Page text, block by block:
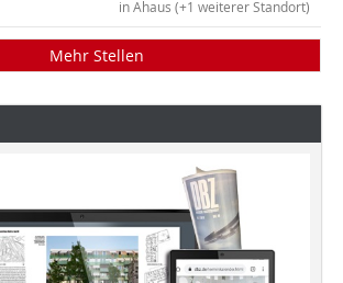
in Ahaus (+1 weiterer Standort)
Mehr Stellen